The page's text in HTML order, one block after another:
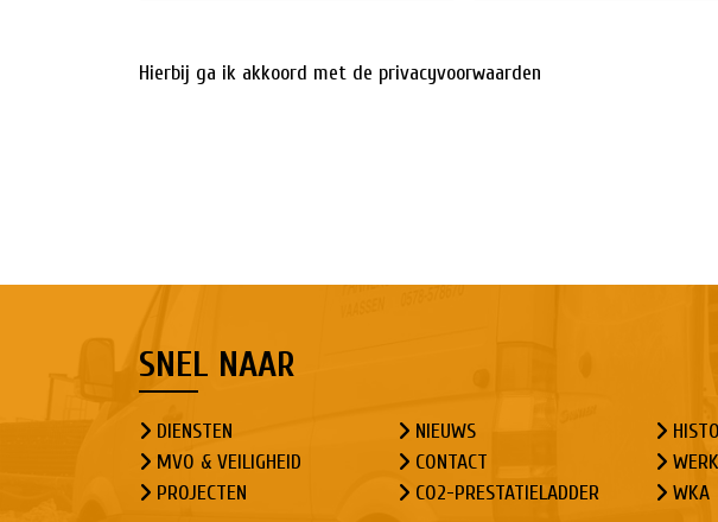
Hierbij ga ik akkoord met de privacyvoorwaarden
SNEL NAAR
DIENSTEN
MVO & VEILIGHEID
PROJECTEN
NIEUWS
CONTACT
CO2-PRESTATIELADDER
WKA